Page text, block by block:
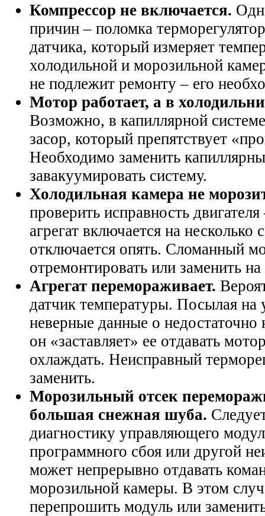
Компрессор не включается.
причин – поломка
датчика, который измеряет
холодильной и морозильной
не подлежит ремонту – его
Мотор работает, а в
Возможно, в капиллярной системе
засор, который препятствует
Необходимо заменить
завакуумировать систему.
Холодильная камера не
проверить исправность
агрегат включается на несколько
отключается опять. Сломанный
отремонтировать или заменить
Агрегат перемораживает.
датчик температуры. Посылая
неверные данные о недостаточно
он «заставляет» ее отдавать
охлаждать. Неисправный
заменить.
Морозильный отсек
большая снежная шуба.
диагностику управляющего
программного сбоя или другой
может непрерывно отдавать
морозильной камеры. В этом
перепрошить модуль или